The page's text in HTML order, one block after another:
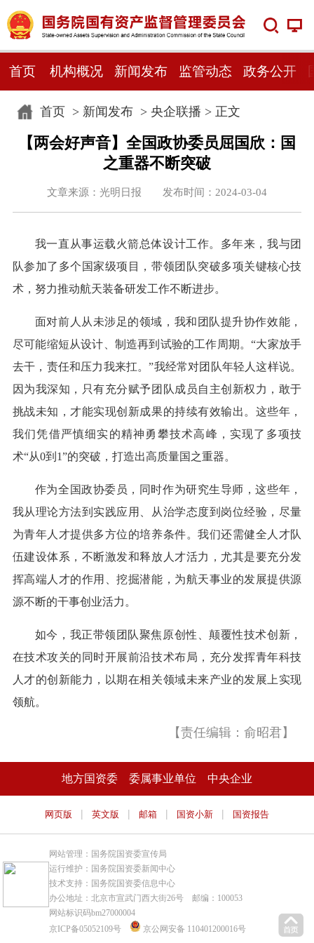
首页 机构概况 新闻发布 监管动态 政务公开
首页> 新闻发布> 央企联播 > 正文
【两会好声音】全国政协委员屈国欣：国
之重器不断突破
文章来源：光明日报 发布时间：2024-03-04
我一直从事运载火箭总体设计工作。多年来，我与团
队参加了多个国家级项目，带领团队突破多项关键核心技
术，努力推动航天装备研发工作不断进步。
面对前人从未涉足的领域，我和团队提升协作效能，
尽可能缩短从设计、制造再到试验的工作周期。“大家放手
去干，责任和压力我来扛。”我经常对团队年轻人这样说。
因为我深知，只有充分赋予团队成员自主创新权力，敢于
挑战未知，才能实现创新成果的持续有效输出。这些年，
我们凭借严慎细实的精神勇攀技术高峰，实现了多项技
术“从0到1”的突破，打造出高质量国之重器。
作为全国政协委员，同时作为研究生导师，这些年，
我从理论方法到实践应用、从治学态度到岗位经验，尽量
为青年人才提供多方位的培养条件。我们还需健全人才队
伍建设体系，不断激发和释放人才活力，尤其是要充分发
挥高端人才的作用、挖掘潜能，为航天事业的发展提供源
源不断的干事创业活力。
如今，我正带领团队聚焦原创性、颠覆性技术创新，
在技术攻关的同时开展前沿技术布局，充分发挥青年科技
人才的创新能力，以期在相关领域未来产业的发展上实现
领航。
【责任编辑：俞昭君】
地方国资委 委属事业单位 中央企业
网页版 | 英文版 | 邮箱 | 国资小新 | 国资报告
网站管理：国务院国资委宣传局
运行维护：国务院国资委新闻中心
技术支持：国务院国资委信息中心
办公地址：北京市宣武门西大街26号 邮编：100053
网站标识码bm27000004
京ICP备05052109号
京公网安备 110401200016号